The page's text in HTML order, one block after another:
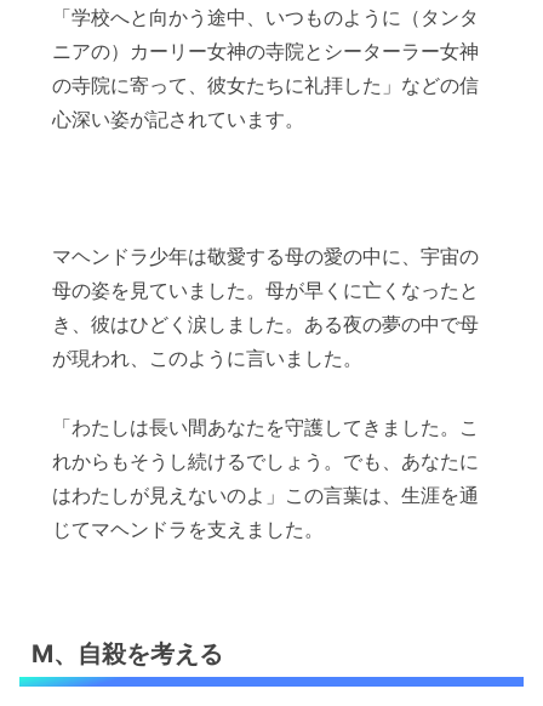
「学校へと向かう途中、いつものように（タンタ
ニアの）カーリー女神の寺院とシーターラー女神
の寺院に寄って、彼女たちに礼拝した」などの信
心深い姿が記されています。
マヘンドラ少年は敬愛する母の愛の中に、宇宙の
母の姿を見ていました。母が早くに亡くなったと
き、彼はひどく涙しました。ある夜の夢の中で母
が現われ、このように言いました。
「わたしは長い間あなたを守護してきました。こ
れからもそうし続けるでしょう。でも、あなたに
はわたしが見えないのよ」この言葉は、生涯を通
じてマヘンドラを支えました。
M、自殺を考える